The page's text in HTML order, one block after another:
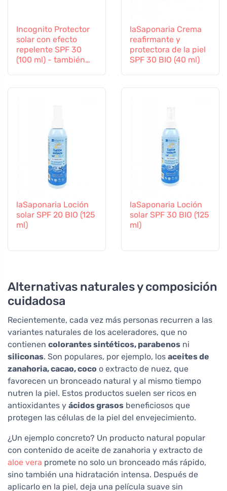
Incognito Protector
solar con efecto
repelente SPF 30
(100 ml) - también
laSaponaria Crema
reafirmante y
protectora de la piel
SPF 30 BIO (40 ml)
laSaponaria Loción
solar SPF 20 BIO (125
ml)
laSaponaria Loción
solar SPF 30 BIO (125
ml)
Alternativas naturales y composición
cuidadosa
Recientemente, cada vez más personas recurren a las
variantes naturales de los aceleradores, que no
contienen colorantes sintéticos, parabenos ni
siliconas. Son populares, por ejemplo, los aceites de
zanahoria, cacao, coco o extracto de nuez, que
favorecen un bronceado natural y al mismo tiempo
nutren la piel. Estos productos suelen ser ricos en
antioxidantes y ácidos grasos beneficiosos que
protegen las células de la piel del envejecimiento.
¿Un ejemplo concreto? Un producto natural popular
con contenido de aceite de zanahoria y extracto de
aloe vera promete no solo un bronceado más rápido,
sino también una hidratación intensa. Después de
aplicarlo en la piel, deja una película suave sin